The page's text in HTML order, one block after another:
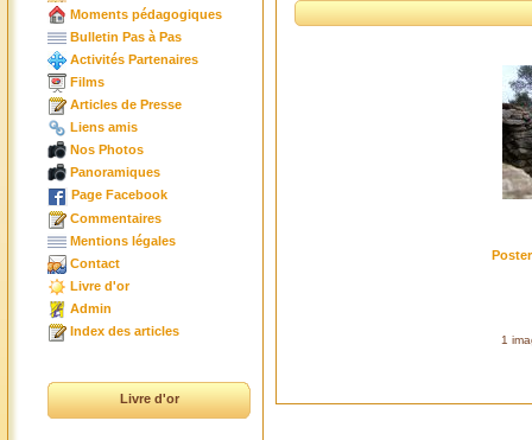
Moments pédagogiques
Bulletin Pas à Pas
Activités Partenaires
Films
Articles de Presse
Liens amis
Nos Photos
Panoramiques
Page Facebook
Commentaires
Mentions légales
Contact
Livre d'or
Admin
Index des articles
Livre d'or
1